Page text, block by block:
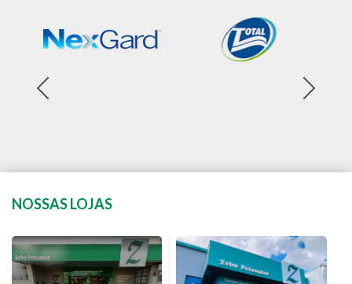
NOSSAS LOJAS